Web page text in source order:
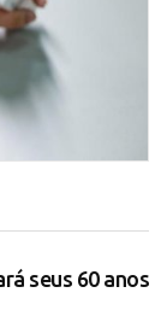
seus 60 anos